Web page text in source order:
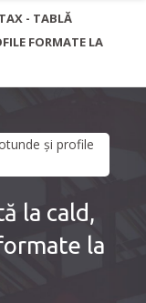
- TABLĂ
FORMATE LA
la cald,
la